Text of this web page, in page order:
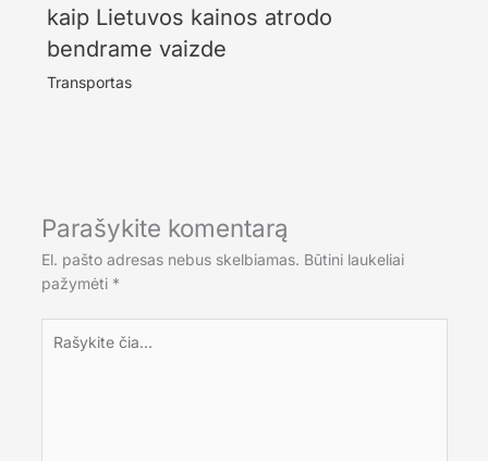
kaip Lietuvos kainos atrodo
bendrame vaizde
Transportas
Parašykite komentarą
El. pašto adresas nebus skelbiamas. Būtini laukeliai
pažymėti *
čia...